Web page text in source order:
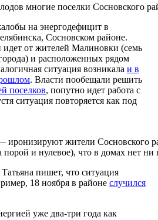
многие поселки Сосновского
на энергодефицит в
Сосновском районе.
от жителей Малиновки (семь
и расположенных рядом
ситуация возникала и в
. Власти пообещали решить
поселков, попутно идет работа с
ситуация повторяется как под
иронизируют жители Сосновского
порой и нулевое), что в домах нет
пишет, что ситуация
18 ноября в районе случился
уже два-три года как